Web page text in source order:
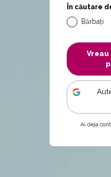
În căutare
Bărbați
Vreau
Ai deja